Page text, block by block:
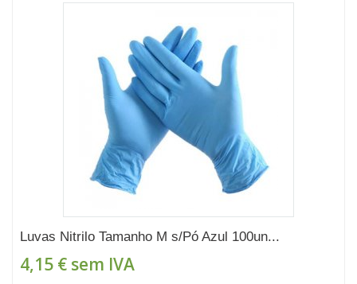
Luvas Nitrilo Tamanho M s/Pó Azul 100un...
4,15 € sem IVA